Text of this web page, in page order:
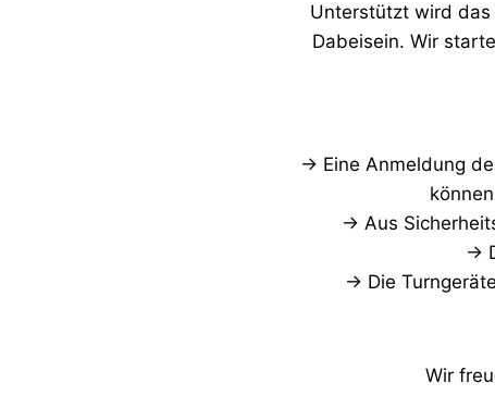
Unterstützt wird das
Dabeisein. Wir
→ Eine Anmeldung
→ Aus
→
→ Die
Wir